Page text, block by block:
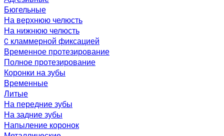
Бюгельные
На верхнюю челюсть
На нижнюю челюсть
C кламмерной фиксацией
Временное протезирование
Полное протезирование
Коронки на зубы
Временные
Литые
На передние зубы
На задние зубы
Напыление коронок